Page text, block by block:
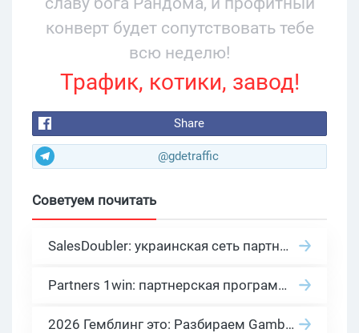
конверт будет сопутствовать тебе
всю неделю!
Трафик, котики, завод!
Share
@gdetraffic
Советуем почитать
SalesDoubler: украинская сеть партнерских программ с оплатой за действие
Partners 1win: партнерская программа казино в нише гемблинг арбитраж
2026 Гемблинг это: Разбираем Gambling вертикаль, и все что связано с гемблинг и беттинг офферами